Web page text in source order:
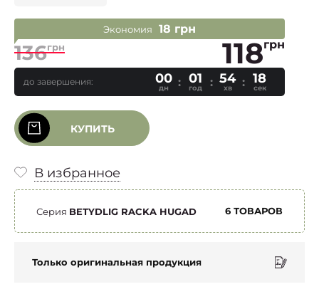
Экономия 18 грн
136грн 118грн
до завершения: 00
дн
01
год
54
хв
17
сек
КУПИТЬ
В избранное
Серия BETYDLIG RACKA HUGAD 6 ТОВАРОВ
Только оригинальная продукция